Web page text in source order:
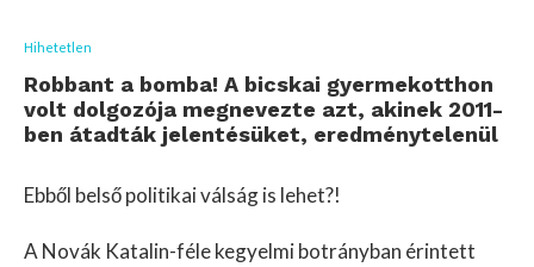
Hihetetlen
Robbant a bomba! A bicskai gyermekotthon
volt dolgozója megnevezte azt, akinek 2011-
ben átadták jelentésüket, eredménytelenül
Ebből belső politikai válság is lehet?!
A Novák Katalin-féle kegyelmi botrányban érintett